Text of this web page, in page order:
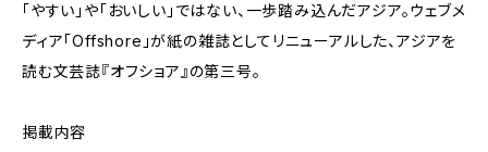
「やすい」や「おいしい」ではない、一歩踏み込んだアジア。ウェブメ
ディア「Offshore」が紙の雑誌としてリニューアルした、アジアを
読む文芸誌『オフショア』の第三号。
掲載内容